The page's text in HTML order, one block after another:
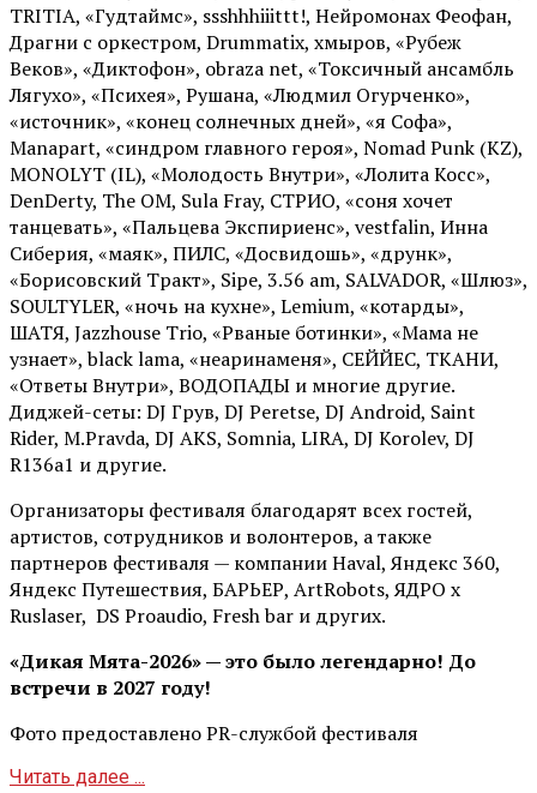
TRITIA, «Гудтаймс», ssshhhiiittt!, Нейромонах Феофан,
Драгни с оркестром, Drummatix, хмыров, «Рубеж
Веков», «Диктофон», obraza net, «Токсичный ансамбль
Лягухо», «Психея», Рушана, «Людмил Огурченко»,
«источник», «конец солнечных дней», «я Софа»,
Manapart, «синдром главного героя», Nomad Punk (KZ),
MONOLYT (IL), «Молодость Внутри», «Лолита Косс»,
DenDerty, The OM, Sula Fray, СТРИО, «соня хочет
танцевать», «Пальцева Экспириенс», vestfalin, Инна
Сиберия, «маяк», ПИЛС, «Досвидошь», «друнк»,
«Борисовский Тракт», Sipe, 3.56 am, SALVADOR, «Шлюз»,
SOULTYLER, «ночь на кухне», Lemium, «котарды»,
ШАТЯ, Jazzhouse Trio, «Рваные ботинки», «Мама не
узнает», black lama, «неаринаменя», СЕЙЙЕС, ТКАНИ,
«Ответы Внутри», ВОДОПАДЫ и многие другие.
Диджей-сеты: DJ Грув, DJ Peretse, DJ Android, Saint
Rider, М.Pravda, DJ AKS, Somnia, LIRA, DJ Korolev, DJ
R136a1 и другие.
Организаторы фестиваля благодарят всех гостей,
артистов, сотрудников и волонтеров, а также
партнеров фестиваля — компании Haval, Яндекс 360,
Яндекс Путешествия, БАРЬЕР, ArtRobots, ЯДРО х
Ruslaser, DS Proaudio, Fresh bar и других.
«Дикая Мята-2026» — это было легендарно! До
встречи в 2027 году!
Фото предоставлено PR-службой фестиваля
Читать далее ...